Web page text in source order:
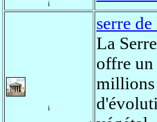
i
i
serre
La
offre un
millions